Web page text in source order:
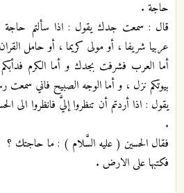
حاجة .
قال : سمعت جدك يقول : اذا سألتم حاجة
عربيا شريفا ، أو مولى كريما ، أو حامل
أما العرب فشرفت بجدك و أما الكرم
بيوتكم نزل ، و أما الوجه الصبيح فاني سمعت
يقول : اذا أردتم أن تنظروا إليَّ فانظروا الى
.
فقال الحسين ( عليه السَّلام ) : ما حاجتك ؟
فكتبها على الارض .